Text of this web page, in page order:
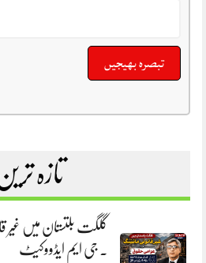
تازہ
گلگت بلتستان میں غیر
. جی ایم ایڈووکیٹ